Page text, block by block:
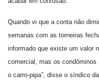
Quando vi que a conta não
semanas com as torneiras
informado que existe um valor
comercial, mas os condôminos
o carro-pipa”, disse o síndico